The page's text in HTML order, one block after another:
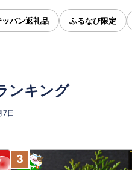
ッパン返礼品 ふるなび限定
ンキング
7日